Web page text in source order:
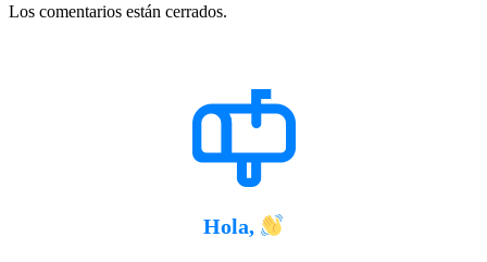
Los comentarios están cerrados.
Hola,